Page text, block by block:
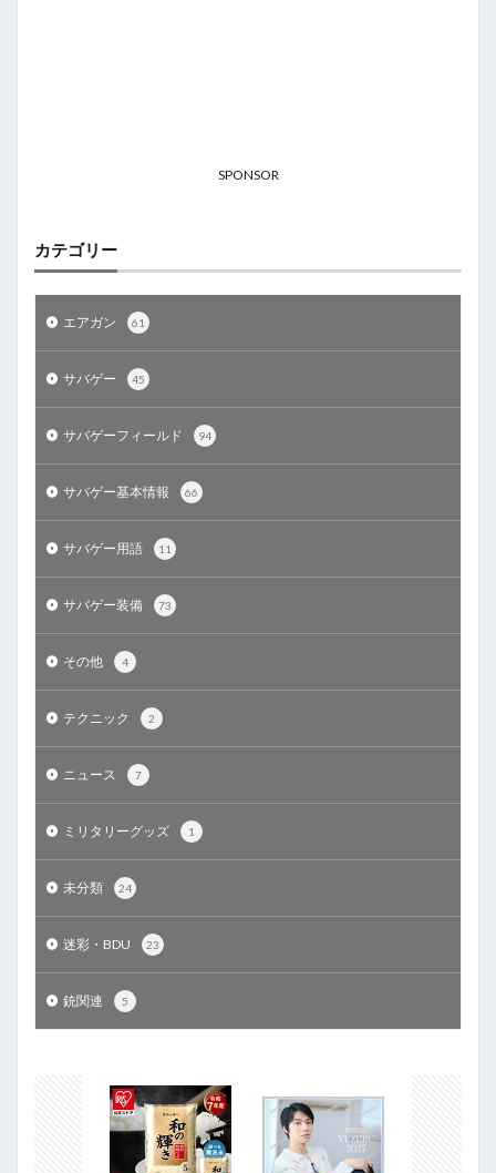
SPONSOR
カテゴリー
エアガン 61
サバゲー 45
サバゲーフィールド 94
サバゲー基本情報 66
サバゲー用語 11
サバゲー装備 73
その他 4
テクニック 2
ニュース 7
ミリタリーグッズ 1
未分類 24
迷彩・BDU 23
銃関連 5